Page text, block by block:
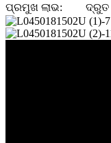
ପ୍ରମୁଖ ଲାଭ:
ଦ୍ରୁତ